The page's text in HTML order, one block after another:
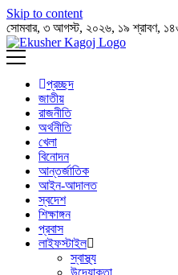
Skip to content
সোমবার, ৩ আগস্ট, ২০২৬, ১৯ শ্রাবণ,
প্রচ্ছদ
জাতীয়
রাজনীতি
অর্থনীতি
খেলা
বিনোদন
আন্তর্জাতিক
আইন-আদালত
স্বদেশ
শিক্ষাঙ্গন
প্রবাস
লাইফস্টাইল
স্বাস্থ্য
উদ্যোক্তা